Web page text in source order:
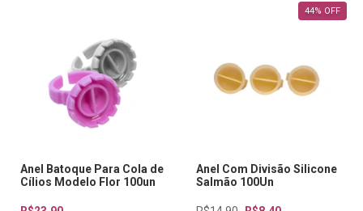
Anel Batoque Para Cola de
Cílios Modelo Flor 100un
44% OFF
Anel Com Divisão Silicone
Salmão 100Un